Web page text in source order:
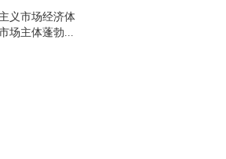
义市场经济体
场主体蓬勃...